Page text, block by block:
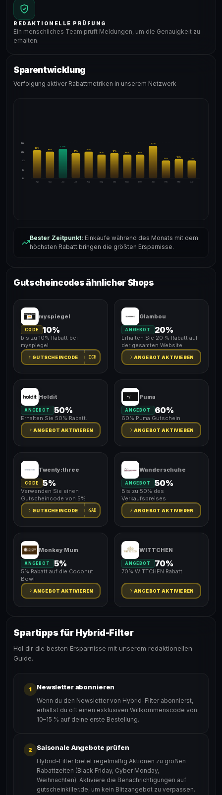
REDAKTIONELLE PRÜFUNG
Ein menschliches Team prüft Meldungen, um die Genauigkeit zu
erhalten.
Sparentwicklung
Verfolgung aktiver Rabattmetriken in unserem Netzwerk
24%
18%
12%
6%
0%
Apr
19%
Mai
18%
Jun
20%
Jul
17%
Aug
18%
Sep
16%
Okt
17%
Nov
16%
Dez
16%
Jan
22%
Feb
12%
Mär
13%
Apr
12%
Bester Zeitpunkt: Einkäufe während des Monats mit dem
höchsten Rabatt bringen die größten Ersparnisse.
Gutscheincodes ähnlicher Shops
myspiegel
CODE 10%
bis zu 10% Rabatt bei
myspiegel
GUTSCHEINCODE ICH
Glambou
ANGEBOT 20%
Erhalten Sie 20 % Rabatt auf
der gesamten Website.
ANGEBOT AKTIVIEREN
Holdit
ANGEBOT 50%
Erhalten Sie 50% Rabatt.
ANGEBOT AKTIVIEREN
Puma
ANGEBOT 60%
60% Puma Gutschein
ANGEBOT AKTIVIEREN
Twenty:three
CODE 5%
Verwenden Sie einen
Gutscheincode von 5%
GUTSCHEINCODE 4AD
Wanderschuhe
ANGEBOT 50%
Bis zu 50% des
Verkaufspreises
ANGEBOT AKTIVIEREN
Monkey Mum
ANGEBOT 5%
5% Rabatt auf die Coconut
Bowl
ANGEBOT AKTIVIEREN
WITTCHEN
ANGEBOT 70%
70% WITTCHEN Rabatt
ANGEBOT AKTIVIEREN
Spartipps für Hybrid-Filter
Hol dir die besten Ersparnisse mit unserem redaktionellen
Guide.
1 Newsletter abonnieren
Wenn du den Newsletter von Hybrid-Filter abonnierst,
erhältst du oft einen exklusiven Willkommenscode von
10–15 % auf deine erste Bestellung.
2 Saisonale Angebote prüfen
Hybrid-Filter bietet regelmäßig Aktionen zu großen
Rabattzeiten (Black Friday, Cyber Monday,
Weihnachten). Aktiviere die Benachrichtigungen auf
gutscheinkiller.de, um kein Blitzangebot zu verpassen.